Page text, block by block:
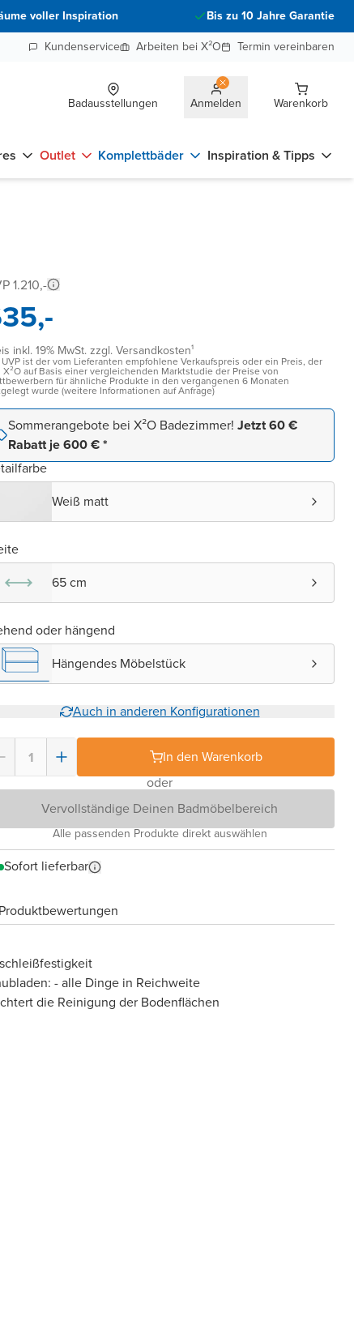
voller Inspiration
Bis zu 10 Jahre Garantie
Kundenservice
Arbeiten bei X²O Termin vereinbaren
Badausstellungen Anmelden Warenkorb
Outlet Komplettbäder Inspiration & Tipps
1.210,-
inkl. 19% MwSt. zzgl. Versandkosten¹
UVP ist der vom Lieferanten empfohlene Verkaufspreis oder ein Preis, der
X²O auf Basis einer vergleichenden Marktstudie der Preise von
für ähnliche Produkte in den vergangenen 6 Monaten
wurde (weitere Informationen auf Anfrage)
Sommerangebote bei X²O Badezimmer! Jetzt 60 €
Rabatt je 600 € *
Weiß matt
65 cm
oder hängend
Hängendes Möbelstück
Auch in anderen Konfigurationen
In den Warenkorb
oder
Vervollständige Deinen Badmöbelbereich
Alle passenden Produkte direkt auswählen
Sofort lieferbar
Produktbewertungen
- alle Dinge in Reichweite
die Reinigung der Bodenflächen